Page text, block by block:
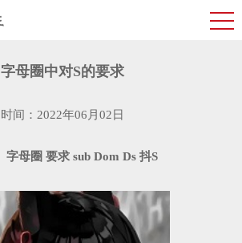
​字母圈中对S的要求
时间：2022年06月02日
字母圈 要求 sub Dom Ds 抖S